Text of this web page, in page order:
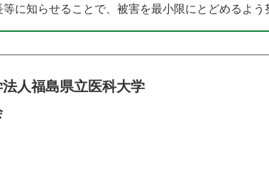
に知らせることで、被害を最小限にとどめるよう
人福島県立医科大学